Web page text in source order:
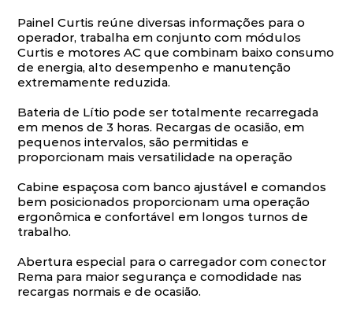
Painel Curtis reúne diversas informações para o
operador, trabalha em conjunto com módulos
Curtis e motores AC que combinam baixo consumo
de energia, alto desempenho e manutenção
extremamente reduzida.
Bateria de Lítio pode ser totalmente recarregada
em menos de 3 horas. Recargas de ocasião, em
pequenos intervalos, são permitidas e
proporcionam mais versatilidade na operação
Cabine espaçosa com banco ajustável e comandos
bem posicionados proporcionam uma operação
ergonômica e confortável em longos turnos de
trabalho.
Abertura especial para o carregador com conector
Rema para maior segurança e comodidade nas
recargas normais e de ocasião.